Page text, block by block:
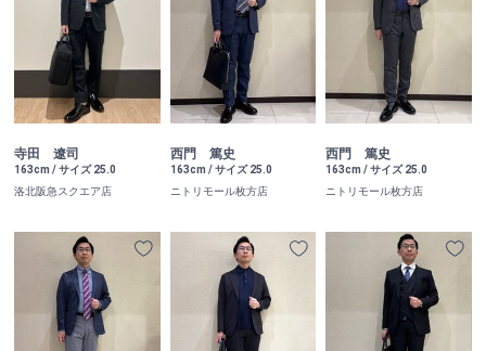
寺田 遼司
163cm / サイズ 25.0
洛北阪急スクエア店
西門 篤史
163cm / サイズ 25.0
ニトリモール枚方店
西門 篤史
163cm / サイズ 25.0
ニトリモール枚方店